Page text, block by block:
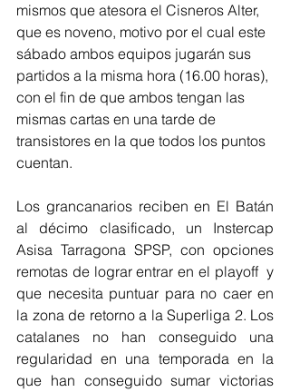
mismos que atesora el Cisneros Alter,
que es noveno, motivo por el cual este
sábado ambos equipos jugarán sus
partidos a la misma hora (16.00 horas),
con el fin de que ambos tengan las
mismas cartas en una tarde de
transistores en la que todos los puntos
cuentan.
Los grancanarios reciben en El Batán
al décimo clasificado, un Instercap
Asisa Tarragona SPSP, con opciones
remotas de lograr entrar en el playoff  y
que necesita puntuar para no caer en
la zona de retorno a la Superliga 2. Los
catalanes no han conseguido una
regularidad en una temporada en la
que han conseguido sumar victorias